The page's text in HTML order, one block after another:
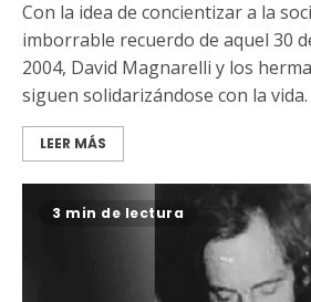
Con la idea de concientizar a la
imborrable recuerdo de aquel 30
2004, David Magnarelli y los
siguen solidarizándose con la vida.
LEER MÁS
3 min de lectura